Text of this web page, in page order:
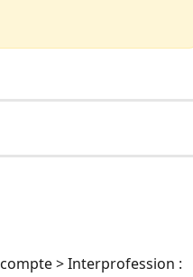
> Interprofession :